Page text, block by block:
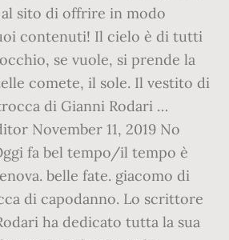
sito di offrire in modo
contenuti! Il cielo è di tutti
se vuole, si prende la
comete, il sole. Il vestito di
di Gianni Rodari …
November 11, 2019 No
fa bel tempo/il tempo è
belle fate. giacomo di
di capodanno. Lo scrittore
ha dedicato tutta la sua